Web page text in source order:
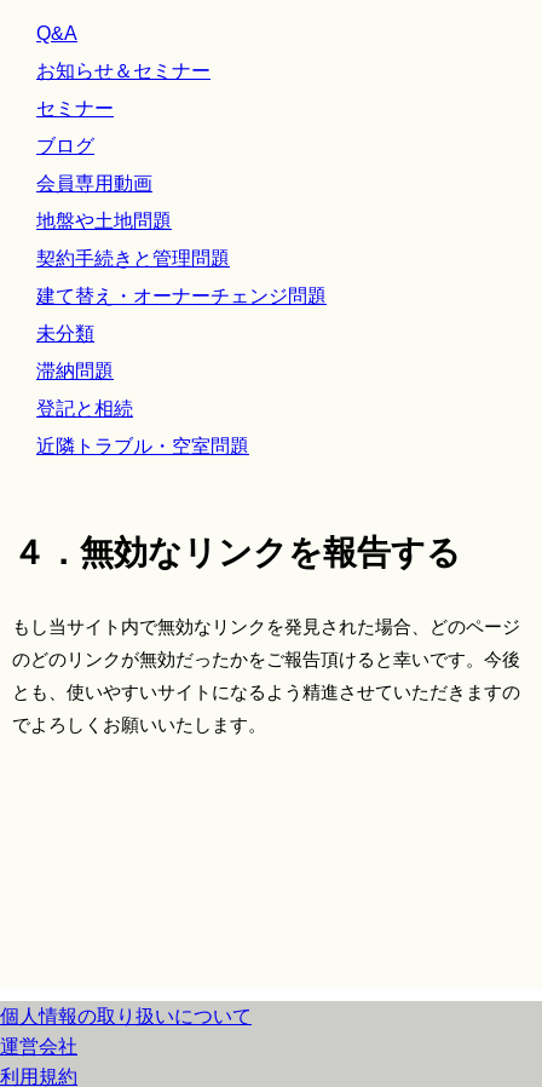
Q&A
お知らせ＆セミナー
セミナー
ブログ
会員専用動画
地盤や土地問題
契約手続きと管理問題
建て替え・オーナーチェンジ問題
未分類
滞納問題
登記と相続
近隣トラブル・空室問題
４．無効なリンクを報告する
もし当サイト内で無効なリンクを発見された場合、どのページ
のどのリンクが無効だったかをご報告頂けると幸いです。今後
とも、使いやすいサイトになるよう精進させていただきますの
でよろしくお願いいたします。
個人情報の取り扱いについて
運営会社
利用規約